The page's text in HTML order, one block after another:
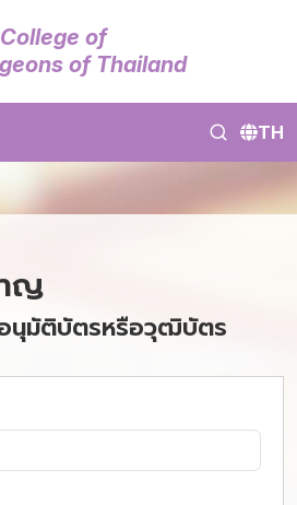
of
of Thailand
TH
ญ
นุมัติบัตรหรือวุฒิบัตร